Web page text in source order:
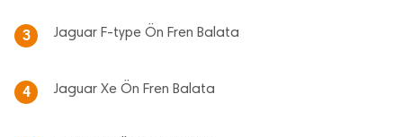
3 Jaguar F-type Ön Fren Balata
4 Jaguar Xe Ön Fren Balata